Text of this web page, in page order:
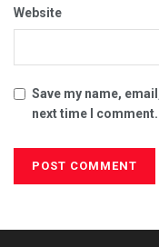
Website
Save my name,
next time I comment.